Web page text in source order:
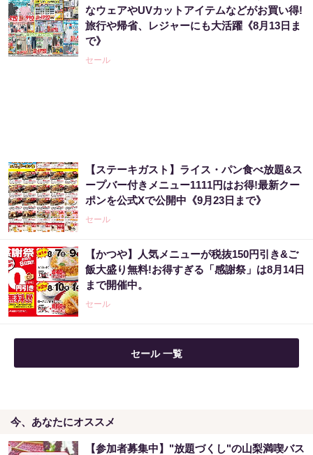
人の特徴
PR（合同会社デジタルファーム ）
ます
PR（合同会社デジタルファーム ）
PR（合同会社デジタルファーム ）
なウェアやUVカットアイテムなどがお買い得!
旅行や帰省、レジャーにも大活躍《8月13日ま
で》
セール
【ステーキガスト】ライス・パン食べ放題&ス
ープバー付きメニュー1111円はお得!最新クー
ポンを公式Xで公開中《9月23日まで》
セール
【かつや】人気メニューが税抜150円引き&ご
飯大盛り無料!お得すぎる「感謝祭」は8月14日
まで開催中。
セール
セール 一覧
今、あなたにオススメ
【参加者募集中】"放題づくし"の山梨満喫バス